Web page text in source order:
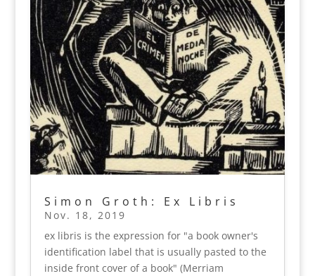
Simon Groth: Ex Libris
Nov. 18, 2019
ex libris is the expression for "a book owner's
identification label that is usually pasted to the
inside front cover of a book" (Merriam